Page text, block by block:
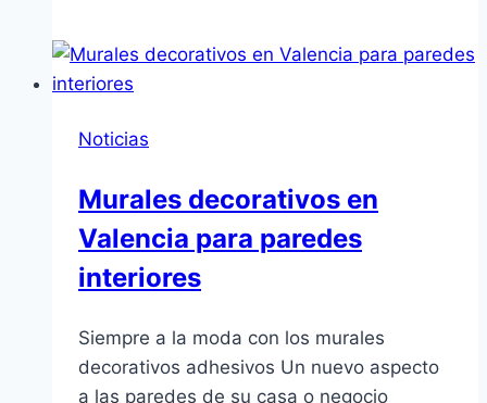
al
Noticias
Murales decorativos en
Valencia para paredes
interiores
Siempre a la moda con los murales
decorativos adhesivos Un nuevo aspecto
a las paredes de su casa o negocio